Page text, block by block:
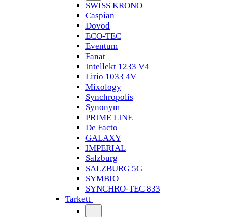
SWISS KRONO
Caspian
Dovod
ECO-TEC
Eventum
Fanat
Intellekt 1233 V4
Lirio 1033 4V
Mixology
Synchropolis
Synonym
PRIME LINE
De Facto
GALAXY
IMPERIAL
Salzburg
SALZBURG 5G
SYMBIO
SYNCHRO-TEC 833
Tarkett